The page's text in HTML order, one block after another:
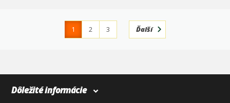
1 2
3
Ďalší
Dôležité informácie